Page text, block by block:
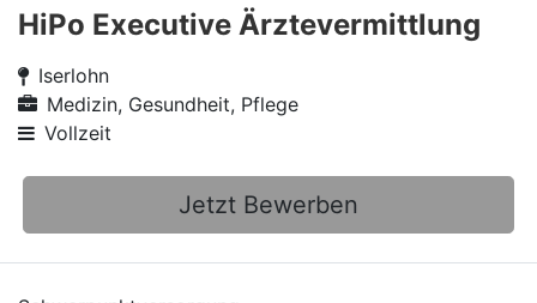
HiPo Executive Ärztevermittlung
Iserlohn
Medizin, Gesundheit, Pflege
Vollzeit
Jetzt Bewerben